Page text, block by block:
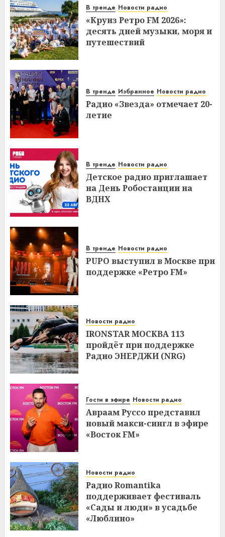
В тренде Новости радио
«Круиз Ретро FM 2026»:
десять дней музыки, моря и
путешествий
В тренде Избранное Новости радио
Радио «Звезда» отмечает 20-
летие
В тренде Новости радио
Детское радио приглашает
на День Робостанции на
ВДНХ
В тренде Новости радио
PUPO выступил в Москве при
поддержке «Ретро FM»
Новости радио
IRONSTAR МОСКВА 113
пройдёт при поддержке
Радио ЭНЕРДЖИ (NRG)
Гости в эфире Новости радио
Авраам Руссо представил
новый макси-сингл в эфире
«Восток FM»
Новости радио
Радио Romantika
поддерживает фестиваль
«Сады и люди» в усадьбе
«Люблино»